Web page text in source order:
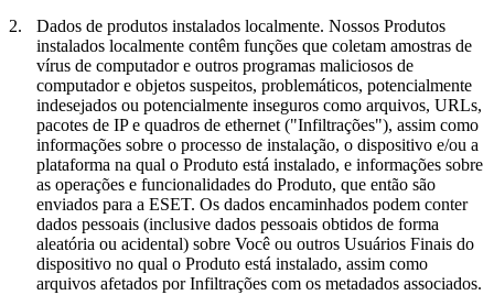
2.
Dados de produtos instalados localmente. Nossos Produtos
instalados localmente contêm funções que coletam amostras de
vírus de computador e outros programas maliciosos de
computador e objetos suspeitos, problemáticos, potencialmente
indesejados ou potencialmente inseguros como arquivos, URLs,
pacotes de IP e quadros de ethernet ("Infiltrações"), assim como
informações sobre o processo de instalação, o dispositivo e/ou a
plataforma na qual o Produto está instalado, e informações sobre
as operações e funcionalidades do Produto, que então são
enviados para a ESET. Os dados encaminhados podem conter
dados pessoais (inclusive dados pessoais obtidos de forma
aleatória ou acidental) sobre Você ou outros Usuários Finais do
dispositivo no qual o Produto está instalado, assim como
arquivos afetados por Infiltrações com os metadados associados.